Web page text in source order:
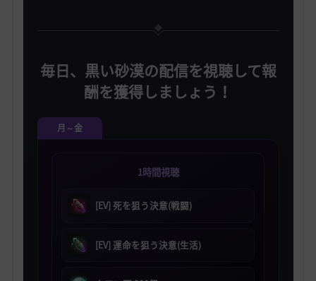
毎日、黒い砂漠の配信を視聴して報
酬を獲得しましょう！
月～金
1時間視聴
[EV] 死を狙う決意(戦闘)
[EV] 運命を狙う決意(生活)